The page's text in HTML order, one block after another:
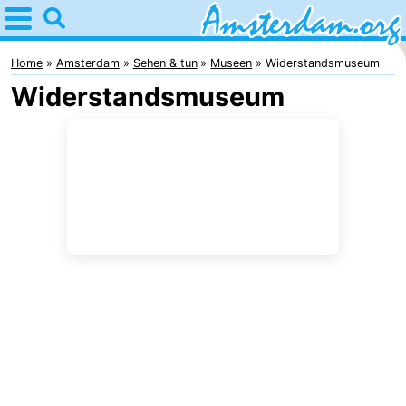
Home
Amsterdam
Interessante
Home Amsterdam Sehen & tun Museen Widerstandsmuseum
Widerstandsmuseum